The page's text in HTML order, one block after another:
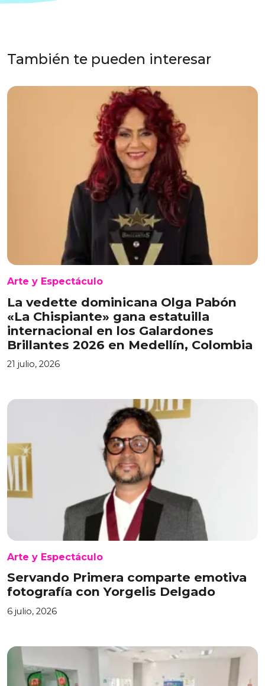
También te pueden interesar
Arte y Espectáculo
La vedette dominicana Olga Pabón
«La Chispiante» gana estatuilla
internacional en los Galardones
Brillantes 2026 en Medellín, Colombia
21 julio, 2026
Arte y Espectáculo
Servando Primera comparte emotiva
fotografía con Yorgelis Delgado
6 julio, 2026